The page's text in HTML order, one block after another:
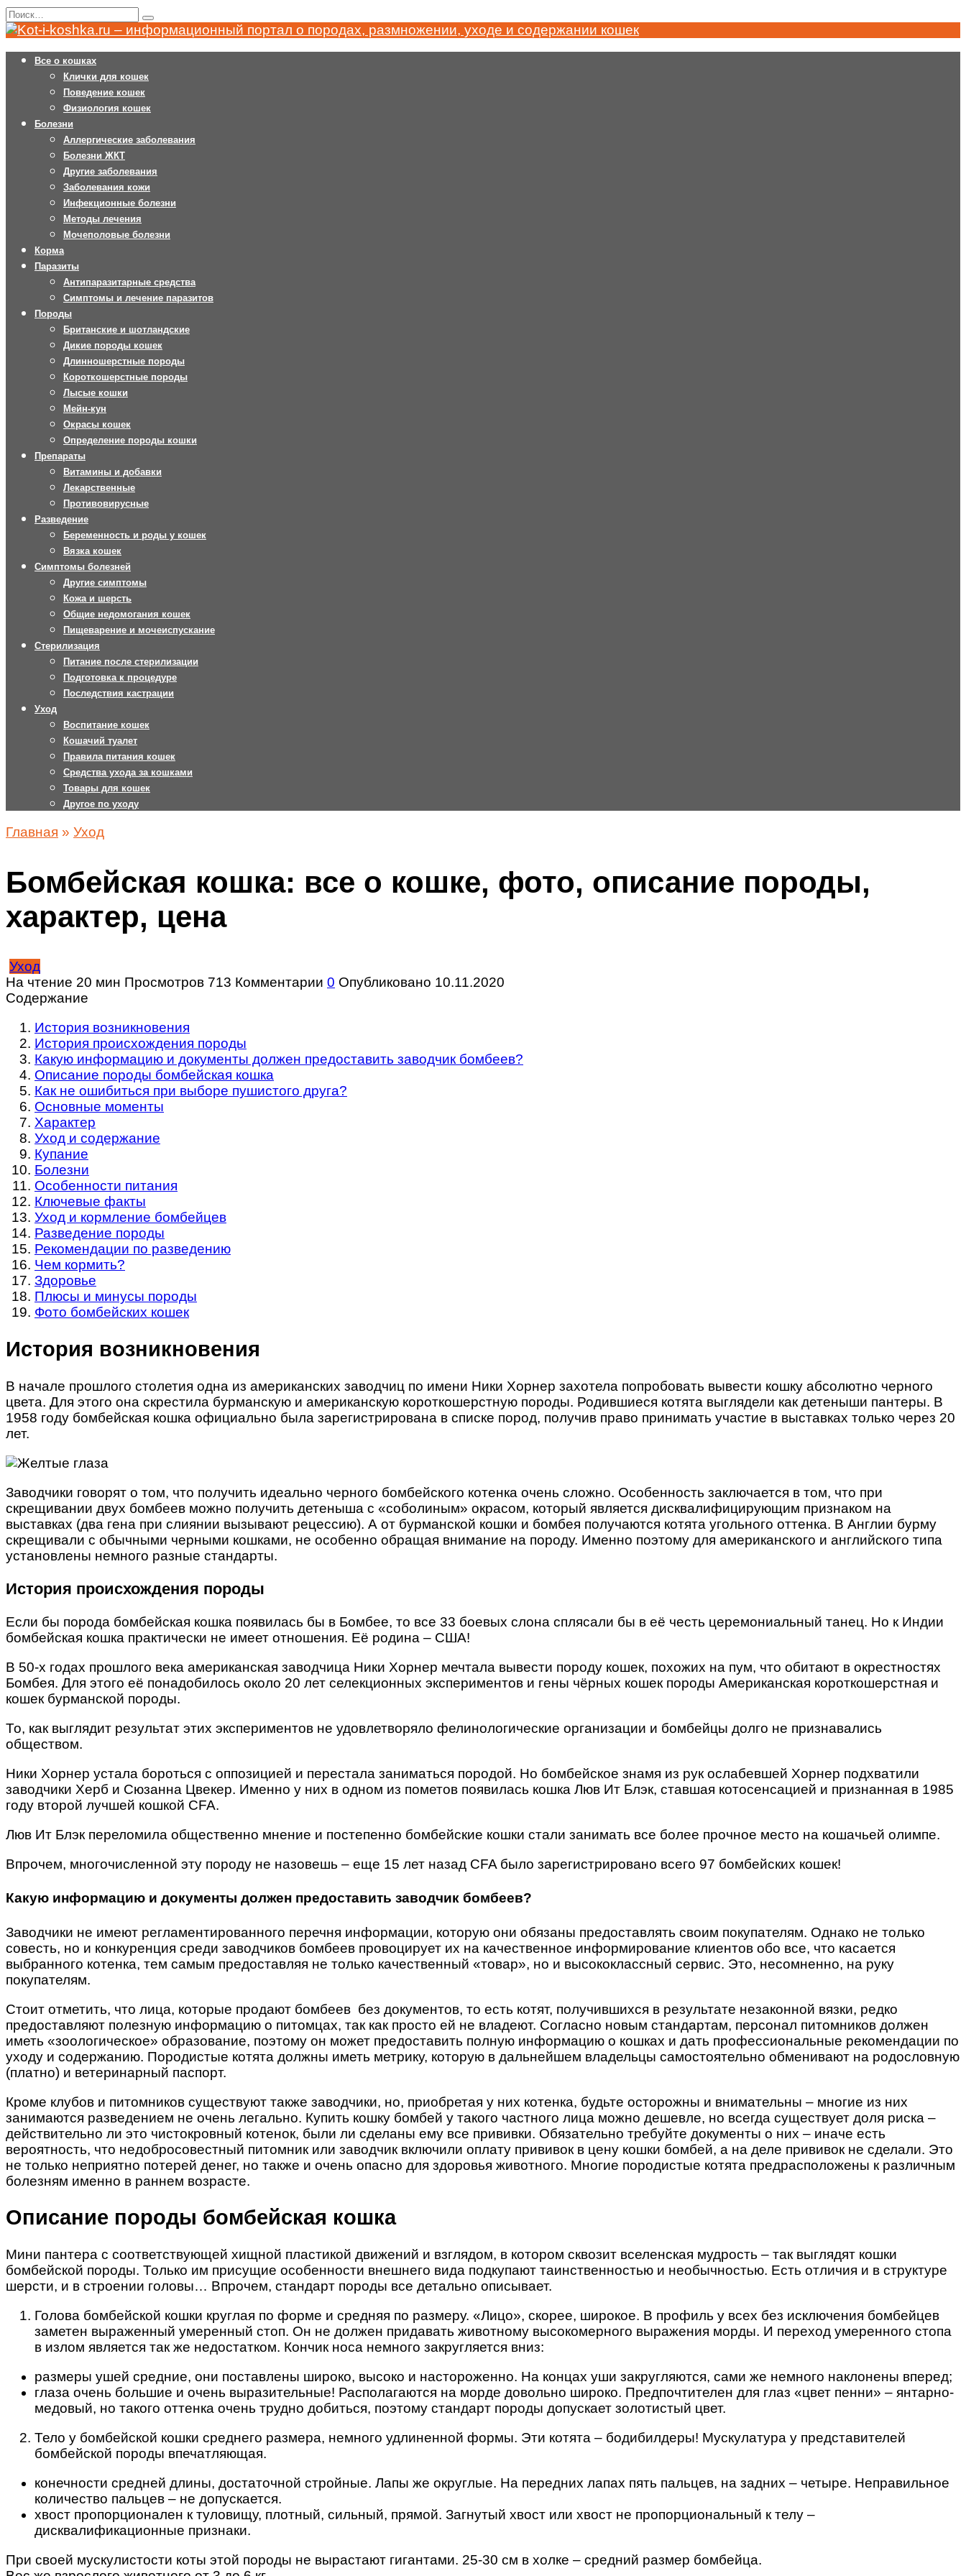
Перейти
к
Search
for:
Все о кошках
Клички для кошек
Поведение кошек
Физиология кошек
Болезни
Аллергические заболевания
Болезни ЖКТ
Другие заболевания
Заболевания кожи
Инфекционные болезни
Методы лечения
Мочеполовые болезни
Корма
Паразиты
Антипаразитарные средства
Симптомы и лечение паразитов
Породы
Британские и шотландские
Дикие породы кошек
Длинношерстные породы
Короткошерстные породы
Лысые кошки
Мейн-кун
Окрасы кошек
Определение породы кошки
Препараты
Витамины и добавки
Лекарственные
Противовирусные
Разведение
Беременность и роды у кошек
Вязка кошек
Симптомы болезней
Другие симптомы
Кожа и шерсть
Общие недомогания кошек
Пищеварение и мочеиспускание
Стерилизация
Питание после стерилизации
Подготовка к процедуре
Последствия кастрации
Уход
Воспитание кошек
Кошачий туалет
Правила питания кошек
Средства ухода за кошками
Товары для кошек
Другое по уходу
Главная » Уход
Бомбейская кошка: все о кошке, фото, описание породы,
характер, цена
Уход
На чтение 20 мин Просмотров 713 Комментарии 0 Опубликовано 10.11.2020
Содержание
История возникновения
История происхождения породы
Какую информацию и документы должен предоставить заводчик бомбеев?
Описание породы бомбейская кошка
Как не ошибиться при выборе пушистого друга?
Основные моменты
Характер
Уход и содержание
Купание
Болезни
Особенности питания
Ключевые факты
Уход и кормление бомбейцев
Разведение породы
Рекомендации по разведению
Чем кормить?
Здоровье
Плюсы и минусы породы
Фото бомбейских кошек
История возникновения
В начале прошлого столетия одна из американских заводчиц по имени Ники Хорнер захотела попробовать вывести кошку абсолютно черного
цвета. Для этого она скрестила бурманскую и американскую короткошерстную породы. Родившиеся котята выглядели как детеныши пантеры. В
1958 году бомбейская кошка официально была зарегистрирована в списке пород, получив право принимать участие в выставках только через 20
лет.
Заводчики говорят о том, что получить идеально черного бомбейского котенка очень сложно. Особенность заключается в том, что при
скрещивании двух бомбеев можно получить детеныша с «соболиным» окрасом, который является дисквалифицирующим признаком на
выставках (два гена при слиянии вызывают рецессию). А от бурманской кошки и бомбея получаются котята угольного оттенка. В Англии бурму
скрещивали с обычными черными кошками, не особенно обращая внимание на породу. Именно поэтому для американского и английского типа
установлены немного разные стандарты.
История происхождения породы
Если бы порода бомбейская кошка появилась бы в Бомбее, то все 33 боевых слона сплясали бы в её честь церемониальный танец. Но к Индии
бомбейская кошка практически не имеет отношения. Её родина – США!
В 50-х годах прошлого века американская заводчица Ники Хорнер мечтала вывести породу кошек, похожих на пум, что обитают в окрестностях
Бомбея. Для этого её понадобилось около 20 лет селекционных экспериментов и гены чёрных кошек породы Американская короткошерстная и
кошек бурманской породы.
То, как выглядит результат этих экспериментов не удовлетворяло фелинологические организации и бомбейцы долго не признавались
обществом.
Ники Хорнер устала бороться с оппозицией и перестала заниматься породой. Но бомбейское знамя из рук ослабевшей Хорнер подхватили
заводчики Херб и Сюзанна Цвекер. Именно у них в одном из пометов появилась кошка Люв Ит Блэк, ставшая котосенсацией и признанная в 1985
году второй лучшей кошкой CFA.
Люв Ит Блэк переломила общественно мнение и постепенно бомбейские кошки стали занимать все более прочное место на кошачьей олимпе.
Впрочем, многочисленной эту породу не назовешь – еще 15 лет назад CFA было зарегистрировано всего 97 бомбейских кошек!
Какую информацию и документы должен предоставить заводчик бомбеев?
Заводчики не имеют регламентированного перечня информации, которую они обязаны предоставлять своим покупателям. Однако не только
совесть, но и конкуренция среди заводчиков бомбеев провоцирует их на качественное информирование клиентов обо все, что касается
выбранного котенка, тем самым предоставляя не только качественный «товар», но и высококлассный сервис. Это, несомненно, на руку
покупателям.
Стоит отметить, что лица, которые продают бомбеев без документов, то есть котят, получившихся в результате незаконной вязки, редко
предоставляют полезную информацию о питомцах, так как просто ей не владеют. Согласно новым стандартам, персонал питомников должен
иметь «зоологическое» образование, поэтому он может предоставить полную информацию о кошках и дать профессиональные рекомендации по
уходу и содержанию. Породистые котята должны иметь метрику, которую в дальнейшем владельцы самостоятельно обменивают на родословную
(платно) и ветеринарный паспорт.
Кроме клубов и питомников существуют также заводчики, но, приобретая у них котенка, будьте осторожны и внимательны – многие из них
занимаются разведением не очень легально. Купить кошку бомбей у такого частного лица можно дешевле, но всегда существует доля риска –
действительно ли это чистокровный котенок, были ли сделаны ему все прививки. Обязательно требуйте документы о них – иначе есть
вероятность, что недобросовестный питомник или заводчик включили оплату прививок в цену кошки бомбей, а на деле прививок не сделали. Это
не только неприятно потерей денег, но также и очень опасно для здоровья животного. Многие породистые котята предрасположены к различным
болезням именно в раннем возрасте.
Описание породы бомбейская кошка
Мини пантера с соответствующей хищной пластикой движений и взглядом, в котором сквозит вселенская мудрость – так выглядят кошки
бомбейской породы. Только им присущие особенности внешнего вида подкупают таинственностью и необычностью. Есть отличия и в структуре
шерсти, и в строении головы… Впрочем, стандарт породы все детально описывает.
Голова бомбейской кошки круглая по форме и средняя по размеру. «Лицо», скорее, широкое. В профиль у всех без исключения бомбейцев
заметен выраженный умеренный стоп. Он не должен придавать животному высокомерного выражения морды. И переход умеренного стопа
в излом является так же недостатком. Кончик носа немного закругляется вниз:
размеры ушей средние, они поставлены широко, высоко и настороженно. На концах уши закругляются, сами же немного наклонены вперед;
глаза очень большие и очень выразительные! Располагаются на морде довольно широко. Предпочтителен для глаз «цвет пенни» – янтарно-
медовый, но такого оттенка очень трудно добиться, поэтому стандарт породы допускает золотистый цвет.
Тело у бомбейской кошки среднего размера, немного удлиненной формы. Эти котята – бодибилдеры! Мускулатура у представителей
бомбейской породы впечатляющая.
конечности средней длины, достаточной стройные. Лапы же округлые. На передних лапах пять пальцев, на задних – четыре. Неправильное
количество пальцев – не допускается.
хвост пропорционален к туловищу, плотный, сильный, прямой. Загнутый хвост или хвост не пропорциональный к телу –
дисквалификационные признаки.
При своей мускулистости коты этой породы не вырастают гигантами. 25-30 см в холке – средний размер бомбейца.